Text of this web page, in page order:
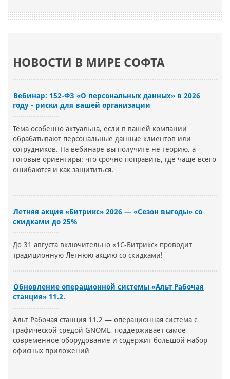
НОВОСТИ В МИРЕ СОФТА
Вебинар: 152-ФЗ «О персональных данных» в 2026
году - риски для вашей организации
Тема особенно актуальна, если в вашей компании
обрабатывают персональные данные клиентов или
сотрудников. На вебинаре вы получите не теорию, а
готовые ориентиры: что срочно поправить, где чаще всего
ошибаются и как защититься.
Летняя акция «Битрикс» 2026 — «Сезон выгоды» со
скидками до 25%
До 31 августа включительно «1С-Битрикс» проводит
традиционную Летнюю акцию со скидками!
Обновление операционной системы «Альт Рабочая
станция» 11.2.
Альт Рабочая станция 11.2 — операционная система с
графической средой GNOME, поддерживает самое
современное оборудование и содержит большой набор
офисных приложений